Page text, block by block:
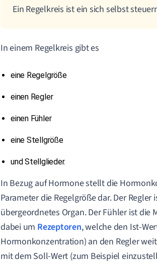
Ein Regelkreis ist ein sich selbst
In einem Regelkreis gibt es
eine Regelgröße
einen Regler
einen Fühler
eine Stellgröße
und Stellglieder.
In Bezug auf Hormone stellt die
Parameter die Regelgröße dar. Der
übergeordnetes Organ. Der Fühler ist die
dabei um Rezeptoren, welche den Ist-
Hormonkonzentration) an den Regler
mit dem Soll-Wert (zum Beispiel